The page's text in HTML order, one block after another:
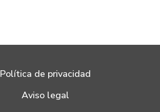
Política de privacidad
Aviso legal